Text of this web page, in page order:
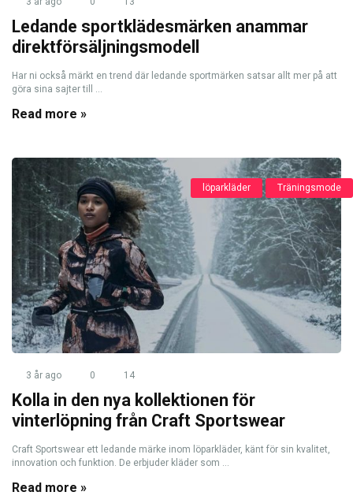
Ledande sportklädesmärken anammar
direktförsäljningsmodell
Har ni också märkt en trend där ledande sportmärken satsar allt mer på att
göra sina sajter till ...
Read more »
löparkläder Träningsmode
3 år ago 0 14
Kolla in den nya kollektionen för
vinterlöpning från Craft Sportswear
Craft Sportswear ett ledande märke inom löparkläder, känt för sin kvalitet,
innovation och funktion. De erbjuder kläder som ...
Read more »